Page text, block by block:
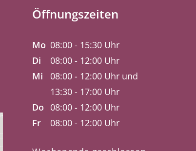
Öffnungszeiten
Mo 08:00 - 15:30 Uhr
Di
08:00 - 12:00 Uhr
Mi
08:00 - 12:00 Uhr und
13:30 - 17:00 Uhr
Do
08:00 - 12:00 Uhr
Fr
08:00 - 12:00 Uhr